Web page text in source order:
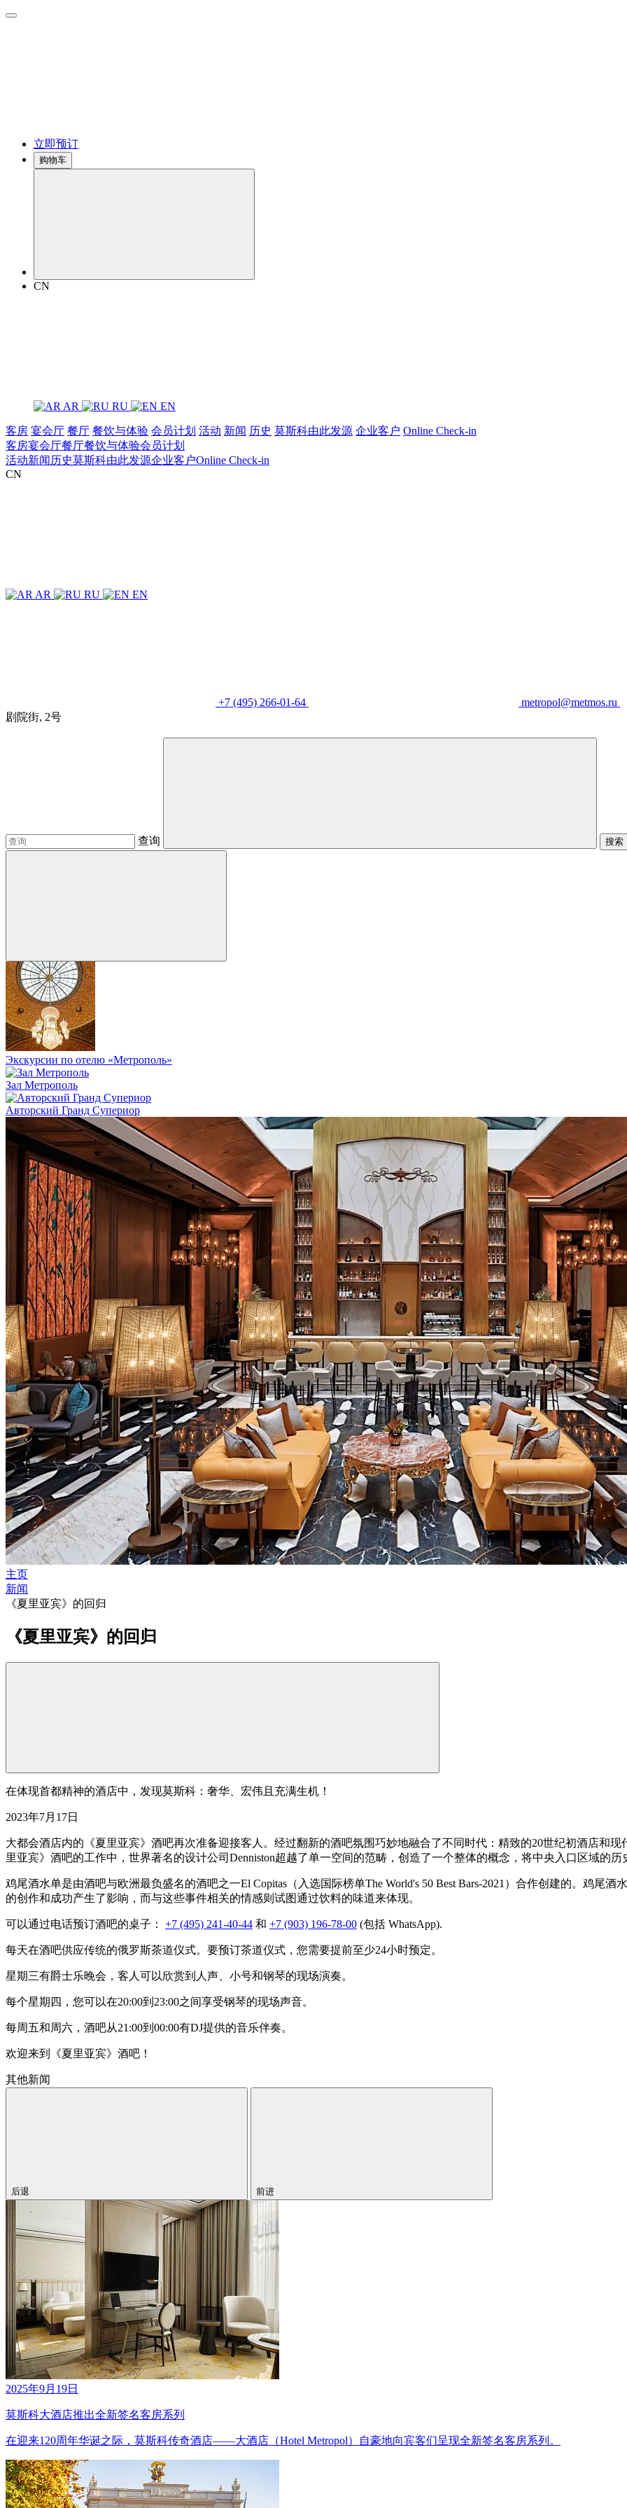
立即预订
购物车
CN
AR RU EN
客房 宴会厅 餐厅 餐饮与体验 ‌会员计划 活动 新闻 历史 莫斯科由此发源 企业客户 Online Check-in
客房宴会厅餐厅餐饮与体验‌会员计划
活动新闻 历史莫斯科由此发源企业客户Online Check-in
CN
AR RU EN
+7 (495) 266-01-64 metropol@metmos.ru
剧院街, 2号
查询 搜索
Экскурсии по отелю «Метрополь»
Зал Метрополь
Авторский Гранд Супериор
主页
新闻
《夏里亚宾》的回归
《夏里亚宾》的回归
在体现首都精神的酒店中，发现莫斯科：奢华、宏伟且充满生机！
2023年7月17日
大都会酒店内的《夏里亚宾》酒吧再次准备迎接客人。经过翻新的酒吧氛围巧妙地融合了不同时代：精致的20世纪初酒店和
里亚宾》酒吧的工作中，世界著名的设计公司Denniston超越了单一空间的范畴，创造了一个整体的概念，将中央入口区域的
鸡尾酒水单是由酒吧与欧洲最负盛名的酒吧之一El Copitas（入选国际榜单The World's 50 Best Bars-2021）合作创建的。鸡尾
的创作和成功产生了影响，而与这些事件相关的情感则试图通过饮料的味道来体现。
可以通过电话预订酒吧的桌子： +7 (495) 241-40-44 和 +7 (903) 196-78-00 (包括 WhatsApp).
每天在酒吧供应传统的俄罗斯茶道仪式。要预订茶道仪式，您需要提前至少24小时预定。
星期三有爵士乐晚会，客人可以欣赏到人声、小号和钢琴的现场演奏。
每个星期四，您可以在20:00到23:00之间享受钢琴的现场声音。
每周五和周六，酒吧从21:00到00:00有DJ提供的音乐伴奏。
欢迎来到《夏里亚宾》酒吧！
其他新闻
后退 前进
2025年9月19日
莫斯科大酒店推出全新签名客房系列
在迎来120周年华诞之际，莫斯科传奇酒店——大酒店（Hotel Metropol）自豪地向宾客们呈现全新签名客房系列。